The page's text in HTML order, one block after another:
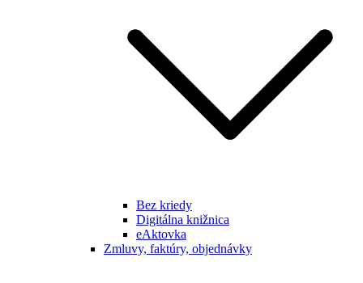
Bez kriedy
Digitálna knižnica
eAktovka
Zmluvy, faktúry, objednávky